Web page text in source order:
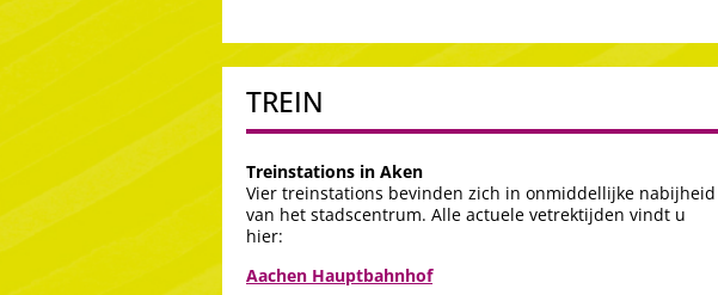
TREIN
Treinstations in Aken
Vier treinstations bevinden zich in onmiddellijke nabijheid
van het stadscentrum. Alle actuele vetrektijden vindt u
hier:
Aachen Hauptbahnhof